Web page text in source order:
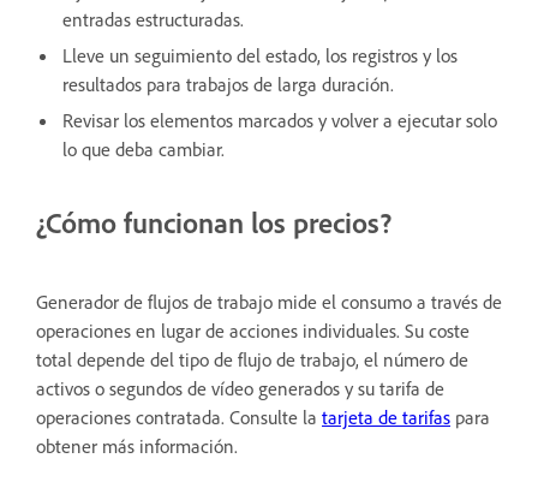
entradas estructuradas.
Lleve un seguimiento del estado, los registros y los
resultados para trabajos de larga duración.
Revisar los elementos marcados y volver a ejecutar solo
lo que deba cambiar.
¿Cómo funcionan los precios?
Generador de flujos de trabajo mide el consumo a través de
operaciones en lugar de acciones individuales. Su coste
total depende del tipo de flujo de trabajo, el número de
activos o segundos de vídeo generados y su tarifa de
operaciones contratada. Consulte la tarjeta de tarifas para
obtener más información.